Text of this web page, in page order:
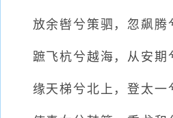
放余辔兮策驷，忽飙腾
蹠飞杭兮越海，从安期
缘天梯兮北上，登太一